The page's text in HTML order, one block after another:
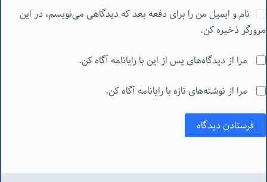
نام و ایمیل من را برای دفعه بعد که دیدگاهی می‌نویسم، در این
مرورگر ذخیره کن.
مرا از دیدگاه‌های پس از این با رایانامه آگاه کن.
مرا از نوشته‌های تازه با رایانامه آگاه کن.
فرستادن دیدگاه